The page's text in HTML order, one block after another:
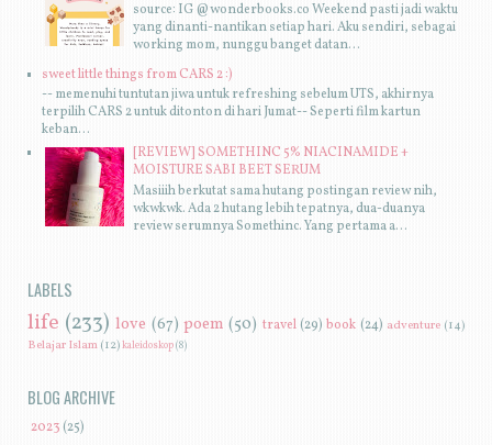
source: IG @wonderbooks.co Weekend pasti jadi waktu
yang dinanti-nantikan setiap hari. Aku sendiri, sebagai
working mom, nunggu banget datan...
sweet little things from CARS 2 :)
-- memenuhi tuntutan jiwa untuk refreshing sebelum UTS, akhirnya
terpilih CARS 2 untuk ditonton di hari Jumat-- Seperti film kartun
keban...
[REVIEW] SOMETHINC 5% NIACINAMIDE +
MOISTURE SABI BEET SERUM
Masiiih berkutat sama hutang postingan review nih,
wkwkwk. Ada 2 hutang lebih tepatnya, dua-duanya
review serumnya Somethinc. Yang pertama a...
LABELS
life (233) love (67) poem (50) travel (29) book (24) adventure (14)
Belajar Islam (12)kaleidoskop(8)
BLOG ARCHIVE
2023 (25)